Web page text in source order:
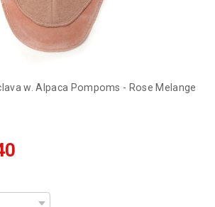
w. Alpaca Pompoms - Rose Melange